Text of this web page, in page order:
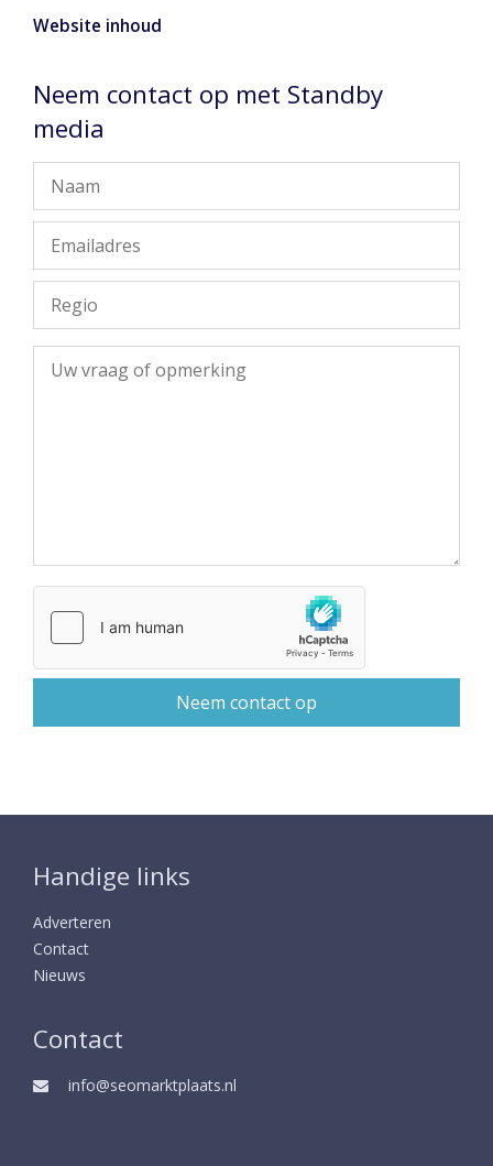
Website inhoud
Neem contact op met Standby
media
Handige links
Adverteren
Contact
Nieuws
Contact
info@seomarktplaats.nl